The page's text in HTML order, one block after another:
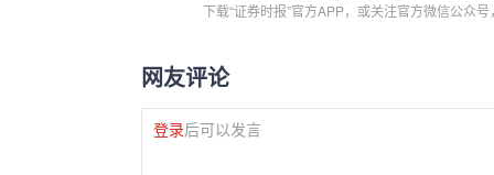
下载“证券时报”官方APP，或关注官方微信公众
网友评论
登录后可以发言